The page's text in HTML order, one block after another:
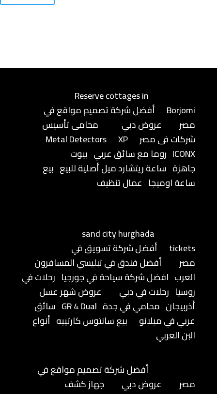
Reserve cottages in
Borjomi
أفضل شركة تصميم مواقع في
مصر
عروض دبي
محامى تأسيس
شركات فى مصر
Metal Detectors
XP
ICONX روما مع سائق عربي بيوت
جاهزة ساعة ريتشارد ميل أصلية للبيع بيع
ساعة اوميجا عمال تنظيف
sand city hurghada
tickets
أفضل شركة تسويق في
مصر
أفضل فندق في تبليسي المسافرون
العرب افضل شركة سياحة في جورجيا رحلات في
روسيا رحلات في دبي
عروض شهر عسل
أذربيجان محامي في جدة GR 4 Dual سائق
عربي في ميلانو
بيع سانتوس كارتييه أنواع
البن العربي
أفضل شركة تصميم مواقع في
مصر
عروض دبي
جهاز كشف